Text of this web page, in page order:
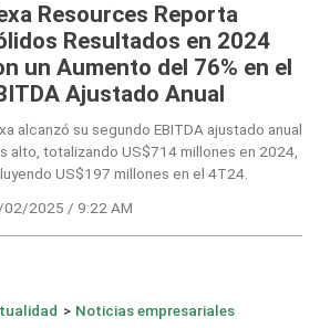
Resources Reporta
Resultados en 2024
un Aumento del 76% en el
Ajustado Anual
alcanzó su segundo EBITDA ajustado anual
alto, totalizando US$714 millones en 2024,
US$197 millones en el 4T24.
02/2025 / 9:22 AM
> Noticias empresariales